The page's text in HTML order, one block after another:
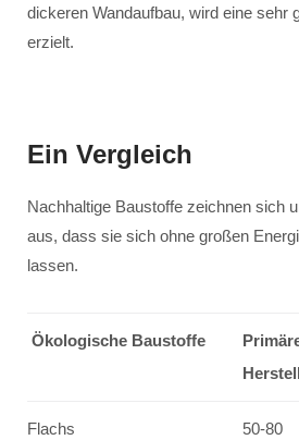
dickeren Wandaufbau, wird eine sehr
erzielt.
Ein Vergleich
Nachhaltige Baustoffe zeichnen sich
aus, dass sie sich ohne großen
lassen.
Ökologische Baustoffe
Flachs 50-80